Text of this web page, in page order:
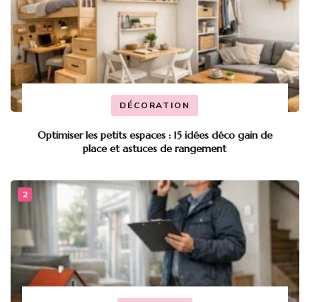
DÉCORATION
Optimiser les petits espaces : 15 idées déco gain de
place et astuces de rangement